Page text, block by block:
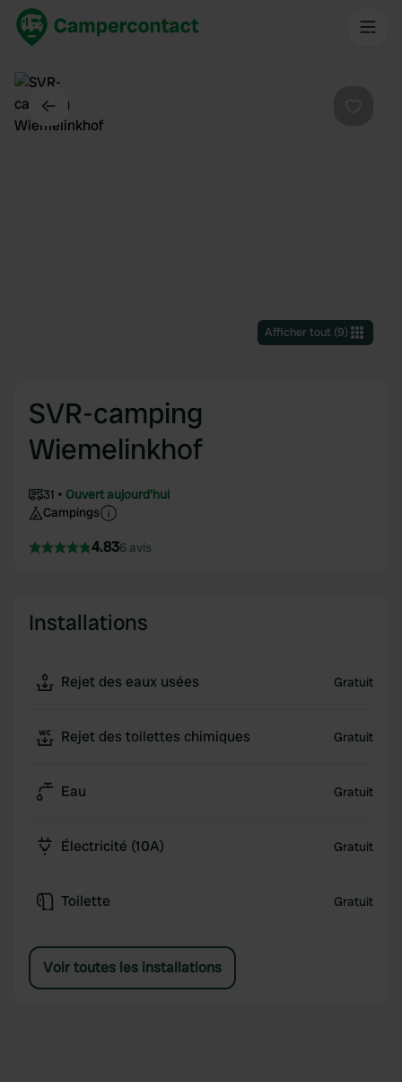
Dos
Afficher tout(9)
SVR-camping
Wiemelinkhof
31
Ouvert aujourd'hui
Campings
4.836 avis
Installations
Rejet des eaux usées Gratuit
Rejet des toilettes chimiques Gratuit
Eau Gratuit
Électricité (10A) Gratuit
Toilette Gratuit
Voir toutes les installations